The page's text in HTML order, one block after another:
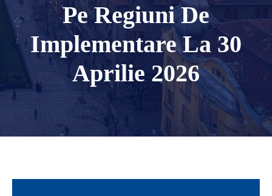
Pe Regiuni De
Implementare La 30
Aprilie 2026